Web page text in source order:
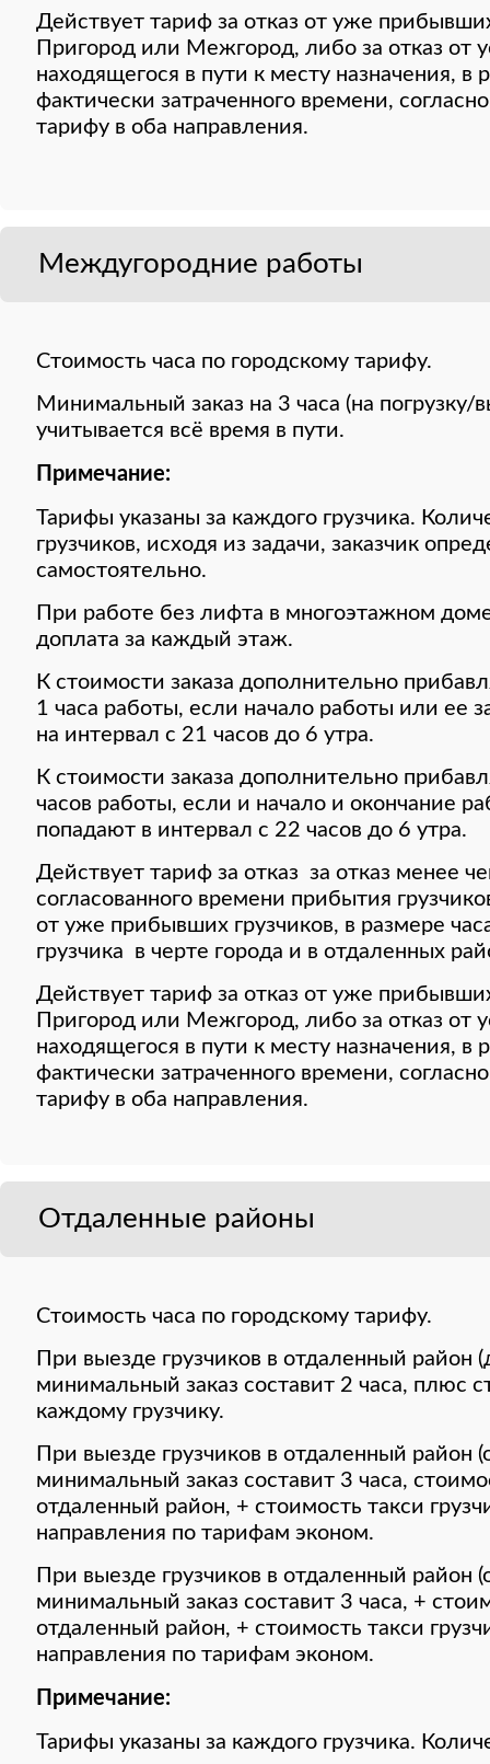
Действует тариф за отказ от уже
Пригород или Межгород, либо за отказ от
находящегося в пути к месту назначения, в
фактически затраченного времени,
тарифу в оба направления.
Междугородние работы
Стоимость часа по городскому тарифу.
Минимальный заказ на 3 часа (на погрузку/
учитывается всё время в пути.
Примечание:
Тарифы указаны за каждого грузчика.
грузчиков, исходя из задачи, заказчик
самостоятельно.
При работе без лифта в многоэтажном
доплата за каждый этаж.
К стоимости заказа дополнительно
1 часа работы, если начало работы или ее
на интервал с 21 часов до 6 утра.
К стоимости заказа дополнительно
часов работы, если и начало и окончание
попадают в интервал с 22 часов до 6 утра.
Действует тариф за отказ за отказ менее
согласованного времени прибытия
от уже прибывших грузчиков, в размере
грузчика в черте города и в отдаленных
Действует тариф за отказ от уже
Пригород или Межгород, либо за отказ от
находящегося в пути к месту назначения, в
фактически затраченного времени,
тарифу в оба направления.
Отдаленные районы
Стоимость часа по городскому тарифу.
При выезде грузчиков в отдаленный район
минимальный заказ составит 2 часа, плюс
каждому грузчику.
При выезде грузчиков в отдаленный район
минимальный заказ составит 3 часа,
отдаленный район, + стоимость такси
направления по тарифам эконом.
При выезде грузчиков в отдаленный район
минимальный заказ составит 3 часа, +
отдаленный район, + стоимость такси
направления по тарифам эконом.
Примечание:
Тарифы указаны за каждого грузчика.